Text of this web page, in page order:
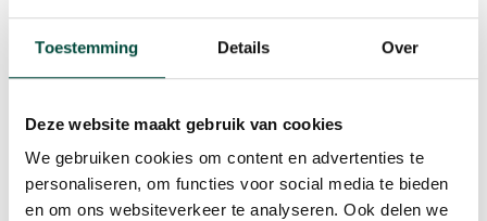
Toestemming Details Over
Deze website maakt gebruik van cookies
We gebruiken cookies om content en advertenties te
personaliseren, om functies voor social media te bieden
en om ons websiteverkeer te analyseren. Ook delen we
Play
-48:12
10.00u. Dan gaat het over 'Wat kan ik?' met thema's als
succeservaringen, ondersteuning en borging. Nog niet
aangemeld? Ga naarde inschrijfpagina. Hopelijk tot
dan.